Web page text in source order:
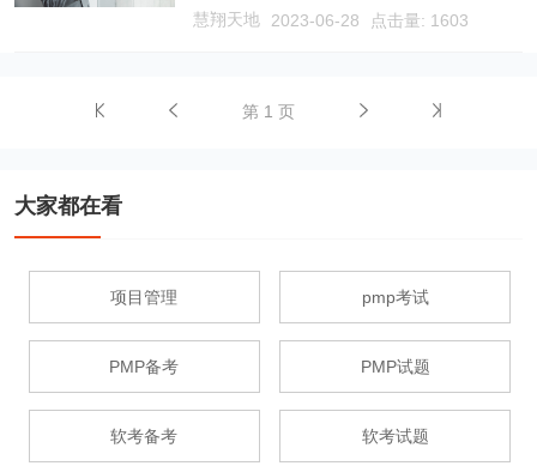
慧翔天地 2023-06-28 点击量: 1603
第 1 页
大家都在看
项目管理 pmp考试
PMP备考 PMP试题
软考备考 软考试题